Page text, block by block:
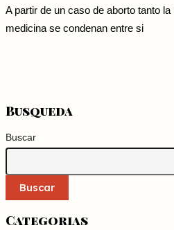
A partir de un caso de aborto tanto
medicina se condenan entre si
Busqueda
Buscar
Buscar
Categorias